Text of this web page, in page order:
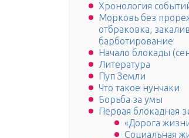
Хронология
Морковь без
отбраковка,
барботирование
Начало блокады
Литература
Пуп Земли
Что такое нунчаки
Борьба за умы
Первая блокадная
«Дорога
Социальная